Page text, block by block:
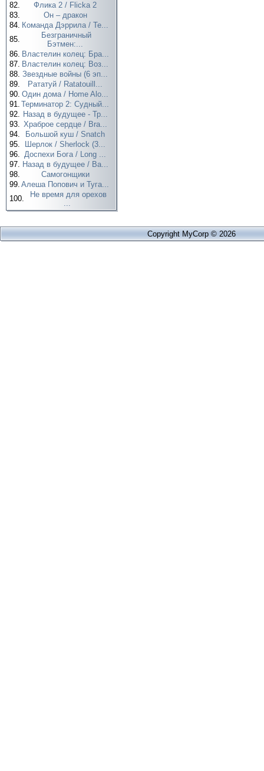
82.
Флика 2 / Flicka 2
83.
Он – дракон
84. Команда Дэррила / Te...
85.
Безграничный
Бэтмен:...
86. Властелин колец: Бра...
87. Властелин колец: Воз...
88. Звездные войны (6 эп...
89.
Рататуй / Ratatouill...
90. Один дома / Home Alo...
91. Терминатор 2: Судный...
92. Назад в будущее - Тр...
93. Храброе сердце / Bra...
94.
Большой куш / Snatch
95.
Шерлок / Sherlock (3...
96. Доспехи Бога / Long ...
97. Назад в будущее / Ba...
98.
Самогонщики
99. Алеша Попович и Туга...
100.
Не время для орехов
...
Copyright MyCorp © 2026